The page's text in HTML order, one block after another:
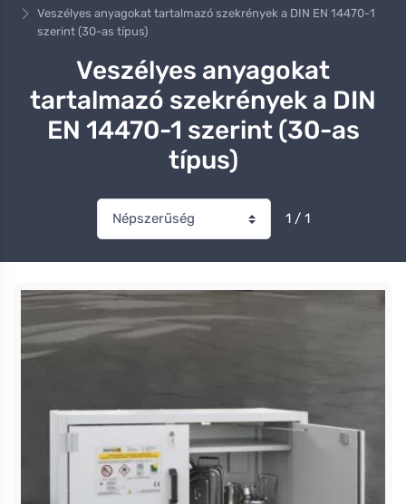
Veszélyes anyagokat tartalmazó szekrények a DIN EN 14470-1
szerint (30-as típus)
Veszélyes anyagokat
tartalmazó szekrények a DIN
EN 14470-1 szerint (30-as
típus)
1 / 1